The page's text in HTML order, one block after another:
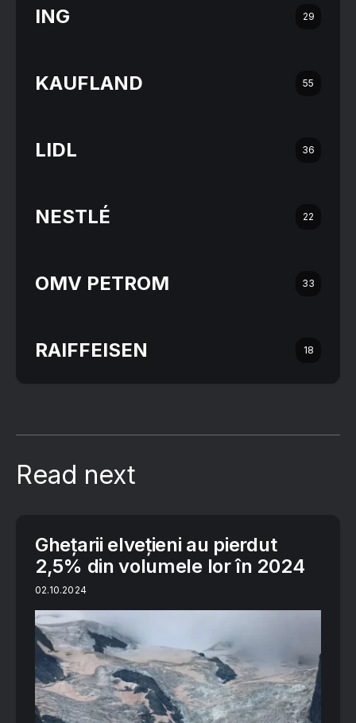
ING 29
KAUFLAND 55
LIDL 36
NESTLÉ 22
OMV PETROM 33
RAIFFEISEN 18
Read next
Gheţarii elveţieni au pierdut
2,5% din volumele lor în 2024
02.10.2024